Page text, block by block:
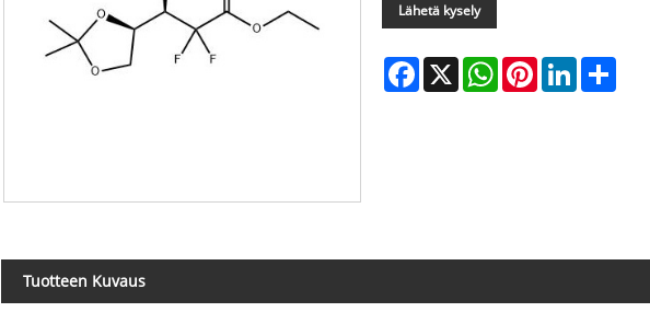
Lähetä kysely
Facebook
X WhatsAppPinterestLinkedInShare
Tuotteen Kuvaus